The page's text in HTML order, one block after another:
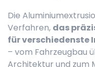
Die
Verfahren, das
für verschiedenste
– vom Fahrzeugbau
Architektur und zum